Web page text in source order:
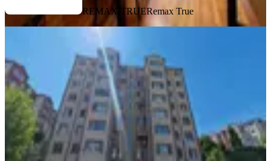
REMAX TRUERemax True
Yahya Kaptan C-18 Blok 3+1 Satılık
Daire
İzmit, Yahyakaptan Mahallesi
3+1 ·125 m² Yüksek giriş·10.06.2026
6.100.000 ₺
Kocaeli EmlakTuğçe Hamzaoğlu